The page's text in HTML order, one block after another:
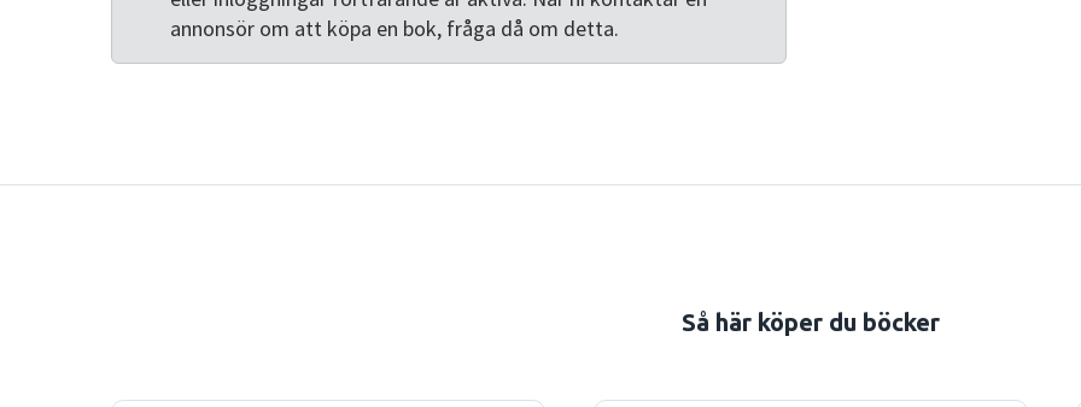
annonsör om att köpa en bok, fråga då om detta.
Så här köper du böcker